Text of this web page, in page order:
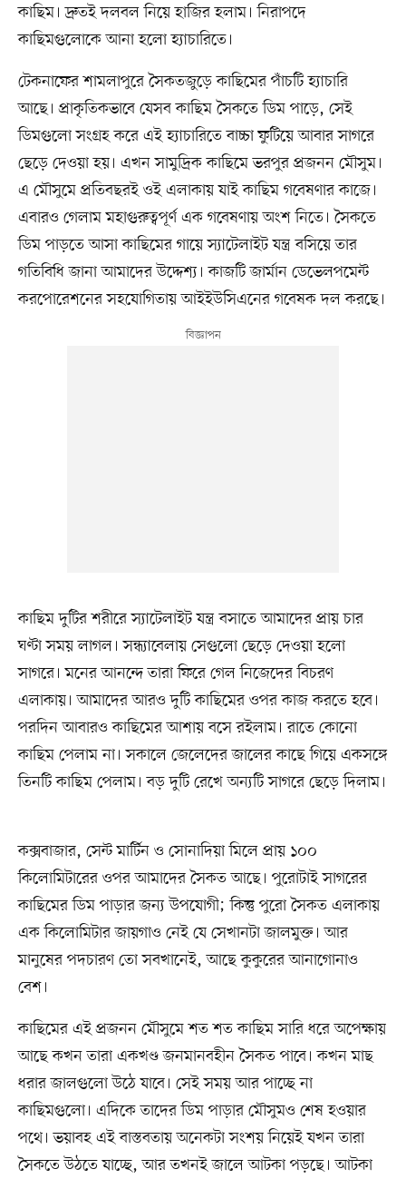
কাছিম। দ্রুতই দলবল নিয়ে হাজির হলাম। নিরাপদে
কাছিমগুলোকে আনা হলো হ্যাচারিতে।
টেকনাফের শামলাপুরে সৈকতজুড়ে কাছিমের পাঁচটি হ্যাচারি
আছে। প্রাকৃতিকভাবে যেসব কাছিম সৈকতে ডিম পাড়ে, সেই
ডিমগুলো সংগ্রহ করে এই হ্যাচারিতে বাচ্চা ফুটিয়ে আবার সাগরে
ছেড়ে দেওয়া হয়। এখন সামুদ্রিক কাছিমে ভরপুর প্রজনন মৌসুম।
এ মৌসুমে প্রতিবছরই ওই এলাকায় যাই কাছিম গবেষণার কাজে।
এবারও গেলাম মহাগুরুত্বপূর্ণ এক গবেষণায় অংশ নিতে। সৈকতে
ডিম পাড়তে আসা কাছিমের গায়ে স্যাটেলাইট যন্ত্র বসিয়ে তার
গতিবিধি জানা আমাদের উদ্দেশ্য। কাজটি জার্মান ডেভেলপমেন্ট
করপোরেশনের সহযোগিতায় আইইউসিএনের গবেষক দল করছে।
কাছিম দুটির শরীরে স্যাটেলাইট যন্ত্র বসাতে আমাদের প্রায় চার
ঘণ্টা সময় লাগল। সন্ধ্যাবেলায় সেগুলো ছেড়ে দেওয়া হলো
সাগরে। মনের আনন্দে তারা ফিরে গেল নিজেদের বিচরণ
এলাকায়। আমাদের আরও দুটি কাছিমের ওপর কাজ করতে হবে।
পরদিন আবারও কাছিমের আশায় বসে রইলাম। রাতে কোনো
কাছিম পেলাম না। সকালে জেলেদের জালের কাছে গিয়ে একসঙ্গে
তিনটি কাছিম পেলাম। বড় দুটি রেখে অন্যটি সাগরে ছেড়ে দিলাম।
কক্সবাজার, সেন্ট মার্টিন ও সোনাদিয়া মিলে প্রায় ১০০
কিলোমিটারের ওপর আমাদের সৈকত আছে। পুরোটাই সাগরের
কাছিমের ডিম পাড়ার জন্য উপযোগী; কিন্তু পুরো সৈকত এলাকায়
এক কিলোমিটার জায়গাও নেই যে সেখানটা জালমুক্ত। আর
মানুষের পদচারণ তো সবখানেই, আছে কুকুরের আনাগোনাও
বেশ।
কাছিমের এই প্রজনন মৌসুমে শত শত কাছিম সারি ধরে অপেক্ষায়
আছে কখন তারা একখণ্ড জনমানবহীন সৈকত পাবে। কখন মাছ
ধরার জালগুলো উঠে যাবে। সেই সময় আর পাচ্ছে না
কাছিমগুলো। এদিকে তাদের ডিম পাড়ার মৌসুমও শেষ হওয়ার
পথে। ভয়াবহ এই বাস্তবতায় অনেকটা সংশয় নিয়েই যখন তারা
সৈকতে উঠতে যাচ্ছে, আর তখনই জালে আটকা পড়ছে। আটকা